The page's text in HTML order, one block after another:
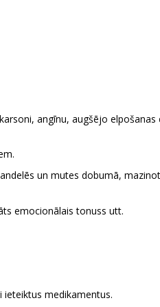
angīnu, augšējo elpošanas
un mutes dobumā,
emocionālais tonuss utt.
ieteiktus medikamentus.